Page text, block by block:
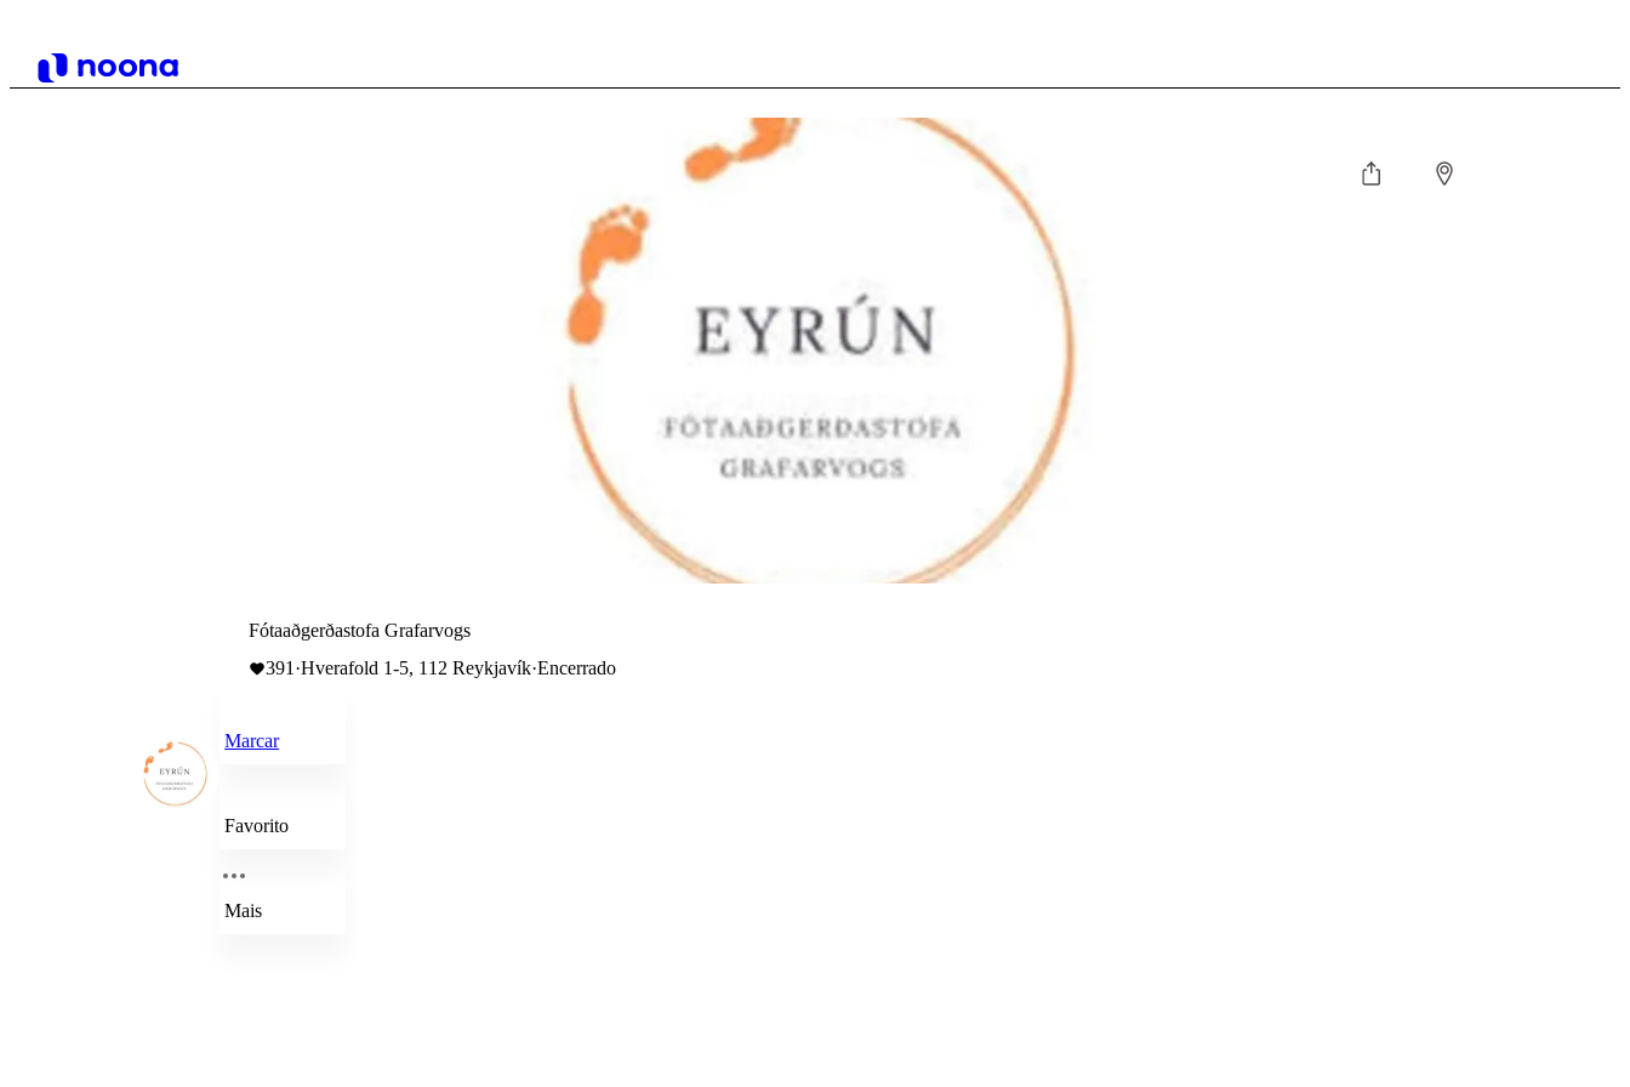
Fótaaðgerðastofa Grafarvogs
391 ·Hverafold 1-5, 112 Reykjavík·Encerrado
Marcar
Favorito
Mais